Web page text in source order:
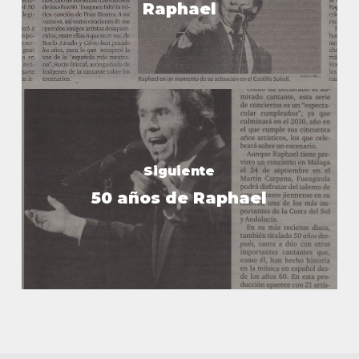
Raphael
Siguiente
50 años de Raphael